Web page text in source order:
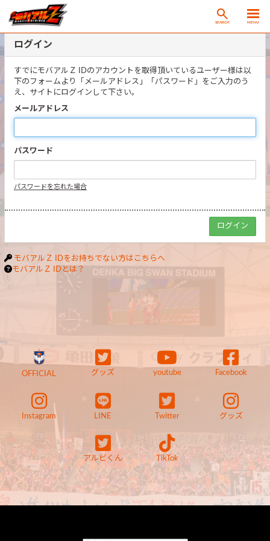
SEARCH MENU
ログイン
すでにモバアルＺ IDのアカウントを取得頂いているユーザー様は以
下のフォームより「メールアドレス」「パスワード」をご入力のう
え、サイトにログインして下さい。
メールアドレス
パスワード
パスワードを忘れた場合
モバアルＺ IDをお持ちでない方はこちらへ
モバアルＺ IDとは？
OFFICIAL グッズ youtube Facebook
Instagram LINE Twitter グッズ
アルビくん TikTok